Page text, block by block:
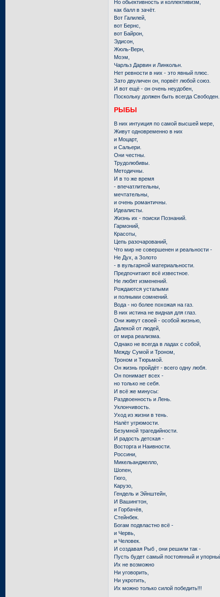
Но обьективность и коллективизм,
как балл в зачёт.
Вот Галилей,
вот Бернс,
вот Байрон,
Эдисон,
Жюль-Верн,
Моэм,
Чарльз Дарвин и Линкольн.
Нет ревности в них - это явный плюс.
Зато двуличен он, порвёт любой союз.
И вот ещё - он очень неудобен,
Поскольку должен быть всегда Свободен.
РЫБЫ
В них интуиция по самой высшей мере,
Живут одновременно в них
и Моцарт,
и Сальери.
Они честны.
Трудолюбивы.
Методичны.
И в то же время
- впечатлительны,
мечтательны,
и очень романтичны.
Идеалисты.
Жизнь их - поиски Познаний.
Гармоний,
Красоты,
Цепь разочарований,
Что мир не совершенен и реальности -
Не Дух, а Золото
- в вульгарной материальности.
Предпочитают всё известное.
Не любят изменений.
Рождаются усталыми
и полными сомнений.
Вода - но более похожая на газ.
В них истина не видная для глаз.
Они живут своей - особой жизнью,
Далекой от людей,
от мира реализма.
Однако не всегда в ладах с собой,
Между Сумой и Троном,
Троном и Тюрьмой.
Он жизнь пройдёт - всего одну любя.
Он понимает всех -
но только не себя.
И всё же минусы:
Раздвоенность и Лень.
Уклончивость.
Уход из жизни в тень.
Налёт угрюмости.
Безумной трагедийности.
И радость детская -
Восторга и Наивности.
Россини,
Микельанджелло,
Шопен,
Гюго,
Карузо,
Гендель и Эйнштейн,
И Вашингтон,
и Горбачёв,
Стейнбек.
Богам подвластно всё -
и Червь,
и Человек.
И создавая Рыб , они решили так -
Пусть будет самый постоянный и
Их не возможно
Ни уговорить,
Ни укротить,
Их можно только силой победить!!!